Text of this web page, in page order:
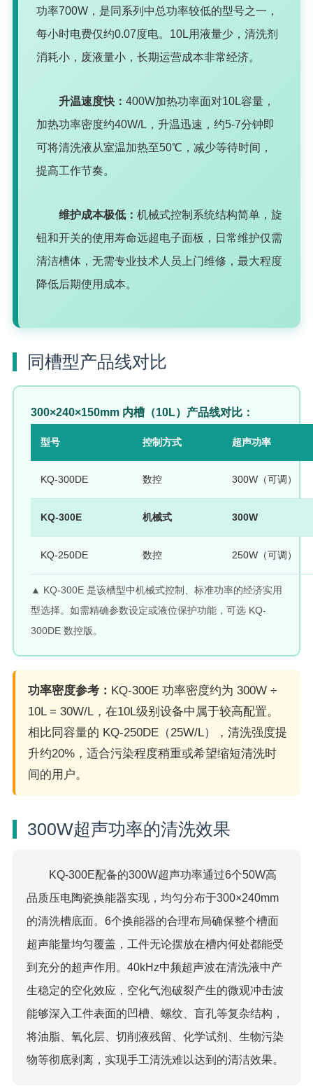
功率700W，是同系列中总功率较低的型号之一，
每小时电费仅约0.07度电。10L用液量少，清洗剂
消耗小，废液量小，长期运营成本非常经济。
升温速度快： 400W加热功率面对10L容量，
加热功率密度约40W/L，升温迅速，约5-7分钟即
可将清洗液从室温加热至50℃，减少等待时间，
提高工作节奏。
维护成本极低： 机械式控制系统结构简单，旋
钮和开关的使用寿命远超电子面板，日常维护仅需
清洁槽体，无需专业技术人员上门维修，最大程度
降低后期使用成本。
同槽型产品线对比
300×240×150mm 内槽（10L）产品线对比：
型号 控制方式 超声功率
KQ-300DE 数控 300W（可调）
KQ-300E 机械式 300W
KQ-250DE 数控 250W（可调）
▲ KQ-300E 是该槽型中机械式控制、标准功率的经济实用
型选择。如需精确参数设定或液位保护功能，可选 KQ-
300DE 数控版。
功率密度参考： KQ-300E 功率密度约为 300W ÷
10L = 30W/L，在10L级别设备中属于较高配置。
相比同容量的 KQ-250DE（25W/L），清洗强度提
升约20%，适合污染程度稍重或希望缩短清洗时
间的用户。
300W超声功率的清洗效果
KQ-300E配备的300W超声功率通过6个50W高
品质压电陶瓷换能器实现，均匀分布于300×240mm
的清洗槽底面。6个换能器的合理布局确保整个槽面
超声能量均匀覆盖，工件无论摆放在槽内何处都能受
到充分的超声作用。40kHz中频超声波在清洗液中产
生稳定的空化效应，空化气泡破裂产生的微观冲击波
能够深入工件表面的凹槽、螺纹、盲孔等复杂结构，
将油脂、氧化层、切削液残留、化学试剂、生物污染
物等彻底剥离，实现手工清洗难以达到的清洁效果。